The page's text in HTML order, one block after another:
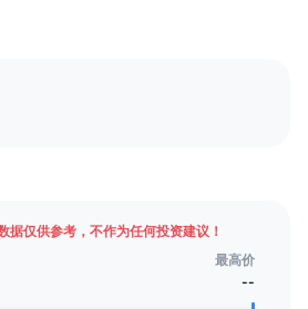
据仅供参考，不作为任何投资建议！
最高价
--